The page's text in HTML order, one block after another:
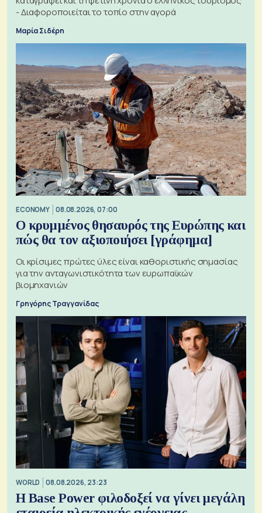
- Διαφοροποιείται το τοπίο στην αγορά
Μαρία Σιδέρη
ECONOMY 08.08.2026, 07:00
Ο κρυμμένος θησαυρός της Ευρώπης και
πώς θα τον αξιοποιήσει [γράφημα]
Οι κρίσιμες πρώτες ύλες είναι καθοριστικής σημασίας
για την ανταγωνιστικότητα των ευρωπαϊκών
βιομηχανιών
Γρηγόρης Τραγγανίδας
WORLD 08.08.2026, 23:23
Η Base Power φιλοδοξεί να γίνει μεγάλη